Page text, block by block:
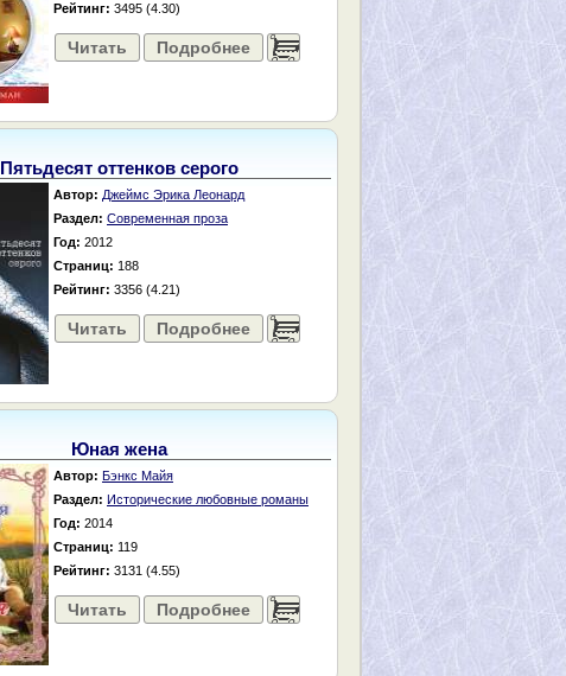
Рейтинг: 3495 (4.30)
Читать Подробнее ......
Пятьдесят оттенков серого
Автор: Джеймс Эрика Леонард
Раздел: Современная проза
Год: 2012
Страниц: 188
Рейтинг: 3356 (4.21)
Читать Подробнее ......
Юная жена
Автор: Бэнкс Майя
Раздел: Исторические любовные романы
Год: 2014
Страниц: 119
Рейтинг: 3131 (4.55)
Читать Подробнее ......